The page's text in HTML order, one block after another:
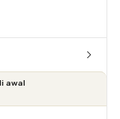
awal